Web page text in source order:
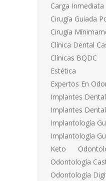
Carga Inmediata
Cirugía Guiada
Cirugía
Clínica Dental
Clínicas BQDC
Estética
Expertos En
Implantes
Implantes
Implantología
Implantología
Keto
Odontología
Odontología